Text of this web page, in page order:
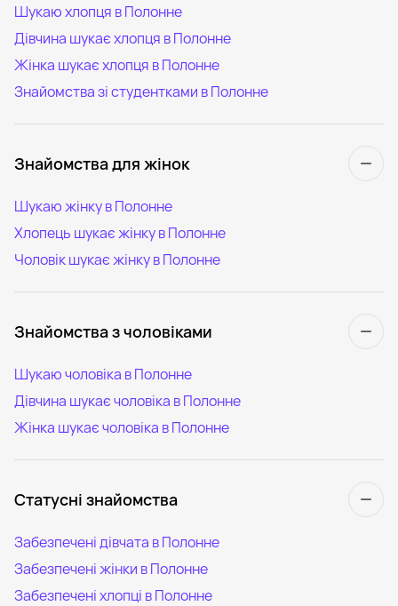
Шукаю хлопця в Полонне
Дівчина шукає хлопця в Полонне
Жінка шукає хлопця в Полонне
Знайомства зі студентками в Полонне
Знайомства для жінок
Шукаю жінку в Полонне
Хлопець шукає жінку в Полонне
Чоловік шукає жінку в Полонне
Знайомства з чоловіками
Шукаю чоловіка в Полонне
Дівчина шукає чоловіка в Полонне
Жінка шукає чоловіка в Полонне
Статусні знайомства
Забезпечені дівчата в Полонне
Забезпечені жінки в Полонне
Забезпечені хлопці в Полонне